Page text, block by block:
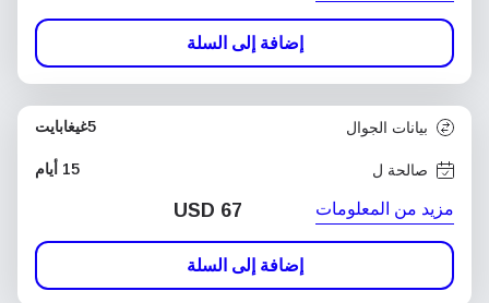
إضافة إلى السلة
بيانات الجوال 5غيغابايت
صالحة ل 15 أيام
مزيد من المعلومات USD 67
إضافة إلى السلة